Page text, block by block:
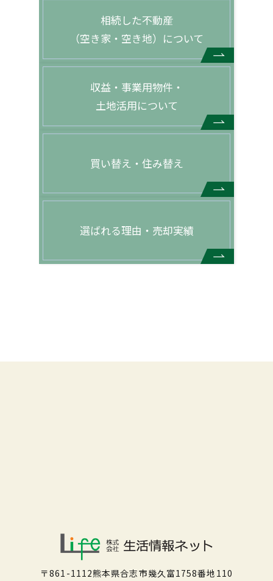
相続した不動産
（空き家・空き地）について
収益・事業用物件・
土地活用について
買い替え・住み替え
選ばれる理由・売却実績
〒861-1112熊本県合志市幾久富1758番地110